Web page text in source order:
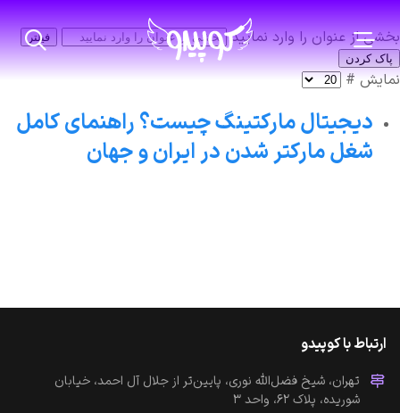
بخشی از عنوان را وارد نمایید
فیلتر
پاک کردن
نمایش #
دیجیتال مارکتینگ چیست؟ راهنمای کامل
شغل مارکتر شدن در ایران و جهان
ارتباط با کوپیدو
تهران، شیخ فضل‌الله نوری، پایین‌تر از جلال آل احمد، خیابان
شوریده، پلاک ۶۲، واحد ۳